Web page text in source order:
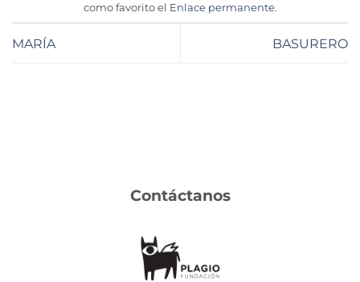
como favorito el Enlace permanente.
MARÍA BASURERO
Contáctanos